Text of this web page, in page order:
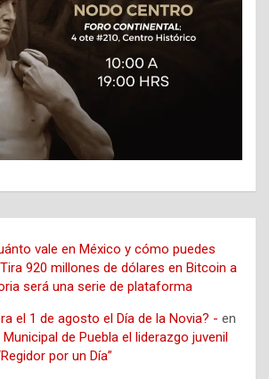
vale en México y cómo puedes
920 millones de dólares en Bitcoin a
será una serie de plataforma
el 1 de agosto el Día de la Novia? - en
de Puebla el liderazgo juvenil
por un Día”